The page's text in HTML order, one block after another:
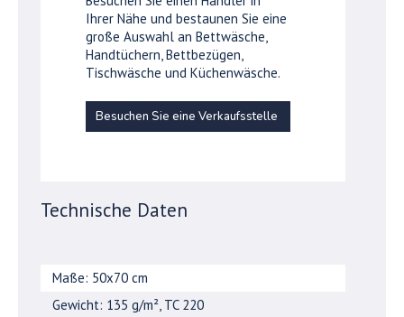
Ihrer Nähe und bestaunen Sie eine
große Auswahl an Bettwäsche,
Handtüchern, Bettbezügen,
Tischwäsche und Küchenwäsche.
Besuchen Sie eine Verkaufsstelle
Technische Daten
Maße: 50x70 cm
Gewicht: 135 g/m², TC 220